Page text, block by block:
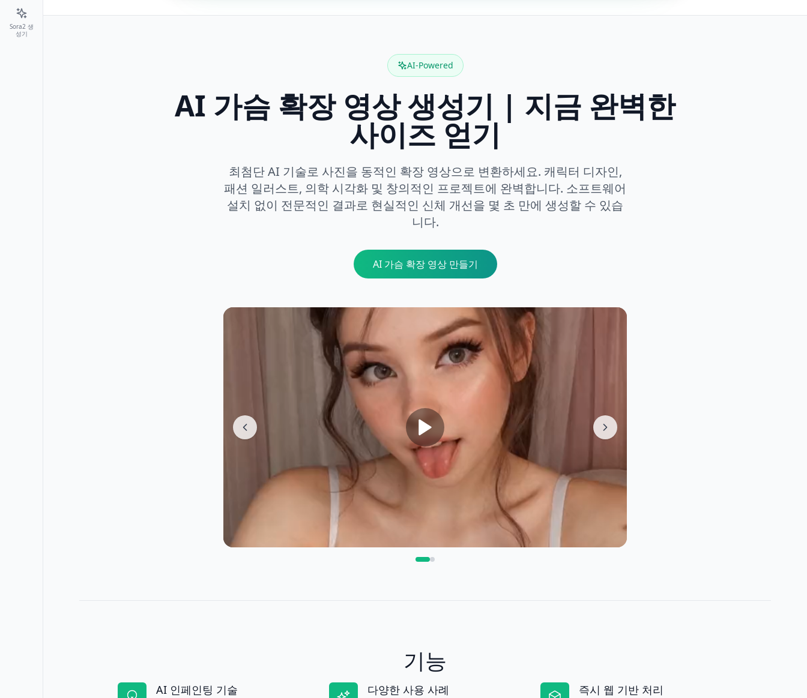
Sora2 생
성기
AI-Powered
AI 가슴 확장 영상 생성기 | 지금 완벽한
사이즈 얻기
최첨단 AI 기술로 사진을 동적인 확장 영상으로 변환하세요. 캐릭터 디자인,
패션 일러스트, 의학 시각화 및 창의적인 프로젝트에 완벽합니다. 소프트웨어
설치 없이 전문적인 결과로 현실적인 신체 개선을 몇 초 만에 생성할 수 있습
니다.
AI 가슴 확장 영상 만들기
기능
AI 인페인팅 기술 다양한 사용 사례 즉시 웹 기반 처리